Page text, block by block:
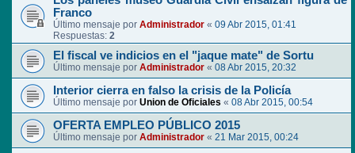
Franco
Último mensaje por Administrador « 09 Abr 2015, 01:41
Respuestas: 2
El fiscal ve indicios en el "jaque mate" de Sortu
Último mensaje por Administrador « 08 Abr 2015, 20:32
Interior cierra en falso la crisis de la Policía
Último mensaje por Union de Oficiales « 08 Abr 2015, 00:54
OFERTA EMPLEO PÚBLICO 2015
Último mensaje por Administrador « 21 Mar 2015, 00:24